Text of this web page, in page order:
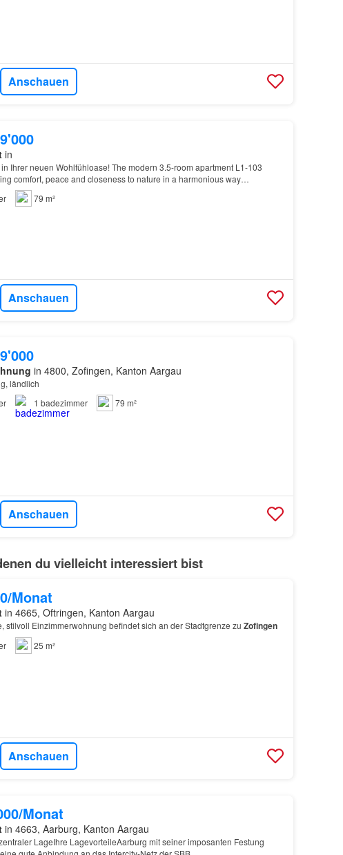
Anschauen
in
Ihrer neuen Wohlfühloase! The modern 3.5-room apartment L1-103
comfort, peace and closeness to nature in a harmonious way…
79 m²
Anschauen
in 4800, Zofingen, Kanton Aargau
ländlich
1 badezimmer 79 m²
Anschauen
du vielleicht interessiert bist
Monat
in 4665, Oftringen, Kanton Aargau
stilvoll Einzimmerwohnung befindet sich an der Stadtgrenze zu Zofingen
25 m²
Anschauen
Monat
in 4663, Aarburg, Kanton Aargau
LageIhre LagevorteileAarburg mit seiner imposanten Festung